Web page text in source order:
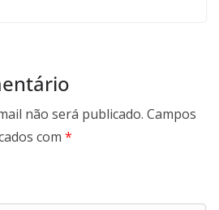
não será publicado. Campos
com *